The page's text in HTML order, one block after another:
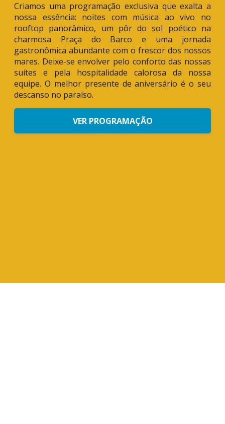
Criamos uma programação exclusiva que exalta a
nossa essência: noites com música ao vivo no
rooftop panorâmico, um pôr do sol poético na
charmosa Praça do Barco e uma jornada
gastronômica abundante com o frescor dos nossos
mares. Deixe-se envolver pelo conforto das nossas
suítes e pela hospitalidade calorosa da nossa
equipe. O melhor presente de aniversário é o seu
descanso no paraíso.
VER PROGRAMAÇÃO